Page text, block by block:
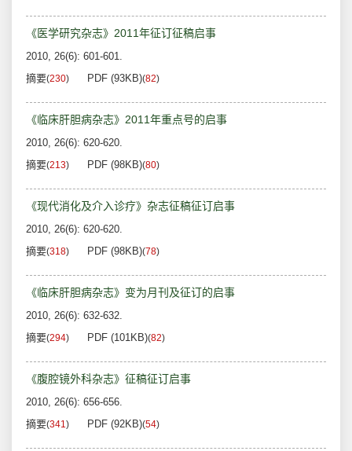
《医学研究杂志》2011年征订征稿启事
2010, 26(6): 601-601.
摘要(230) PDF (93KB)(82)
《临床肝胆病杂志》2011年重点号的启事
2010, 26(6): 620-620.
摘要(213) PDF (98KB)(80)
《现代消化及介入诊疗》杂志征稿征订启事
2010, 26(6): 620-620.
摘要(318) PDF (98KB)(78)
《临床肝胆病杂志》变为月刊及征订的启事
2010, 26(6): 632-632.
摘要(294) PDF (101KB)(82)
《腹腔镜外科杂志》征稿征订启事
2010, 26(6): 656-656.
摘要(341) PDF (92KB)(54)